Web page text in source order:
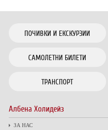
ПОЧИВКИ И ЕКСКУРЗИИ
САМОЛЕТНИ БИЛЕТИ
ТРАНСПОРТ
Албена Холидейз
ЗА НАС